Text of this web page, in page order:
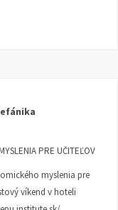
PRE UČITEĽOV
myslenia pre
víkend v hoteli